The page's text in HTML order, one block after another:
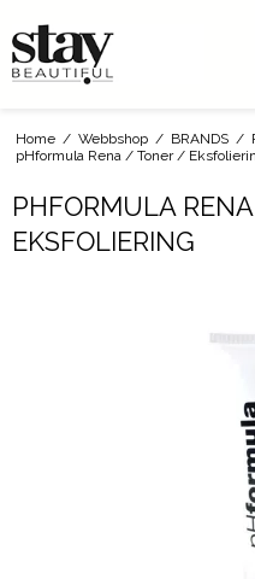
Home / Webbshop / BRANDS /
pHformula Rena / Toner /
PHFORMULA
EKSFOLIERING